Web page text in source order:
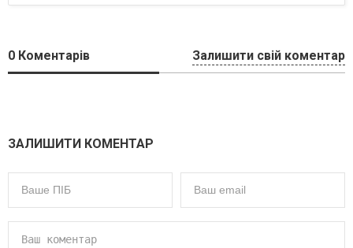
0 Коментарів Залишити свій коментар
ЗАЛИШИТИ КОМЕНТАР